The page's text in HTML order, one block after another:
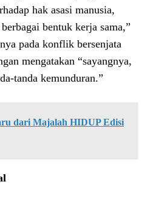
hak asasi manusia,
bentuk kerja sama,”
pada konflik bersenjata
mengatakan “sayangnya,
tanda kemunduran.”
dari Majalah HIDUP Edisi